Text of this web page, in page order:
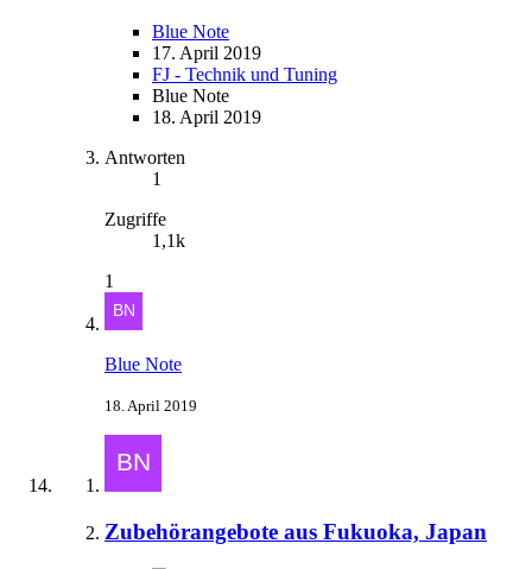
Blue Note
17. April 2019
FJ - Technik und Tuning
Blue Note
18. April 2019
Antworten
1
Zugriffe
1,1k
1
Blue Note
18. April 2019
Zubehörangebote aus Fukuoka, Japan